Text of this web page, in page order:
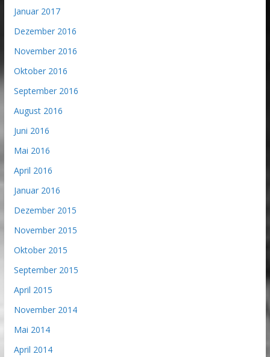
Januar 2017
Dezember 2016
November 2016
Oktober 2016
September 2016
August 2016
Juni 2016
Mai 2016
April 2016
Januar 2016
Dezember 2015
November 2015
Oktober 2015
September 2015
April 2015
November 2014
Mai 2014
April 2014